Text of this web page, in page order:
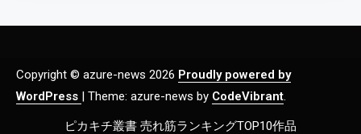
Copyright © azure-news 2026 Proudly powered by
WordPress | Theme: azure-news by CodeVibrant.
ピカキチ叢書 売れ筋ランキングTOP10作品